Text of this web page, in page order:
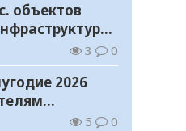
объектов
для лиц с3 0
2026
млрд тенге
5 0